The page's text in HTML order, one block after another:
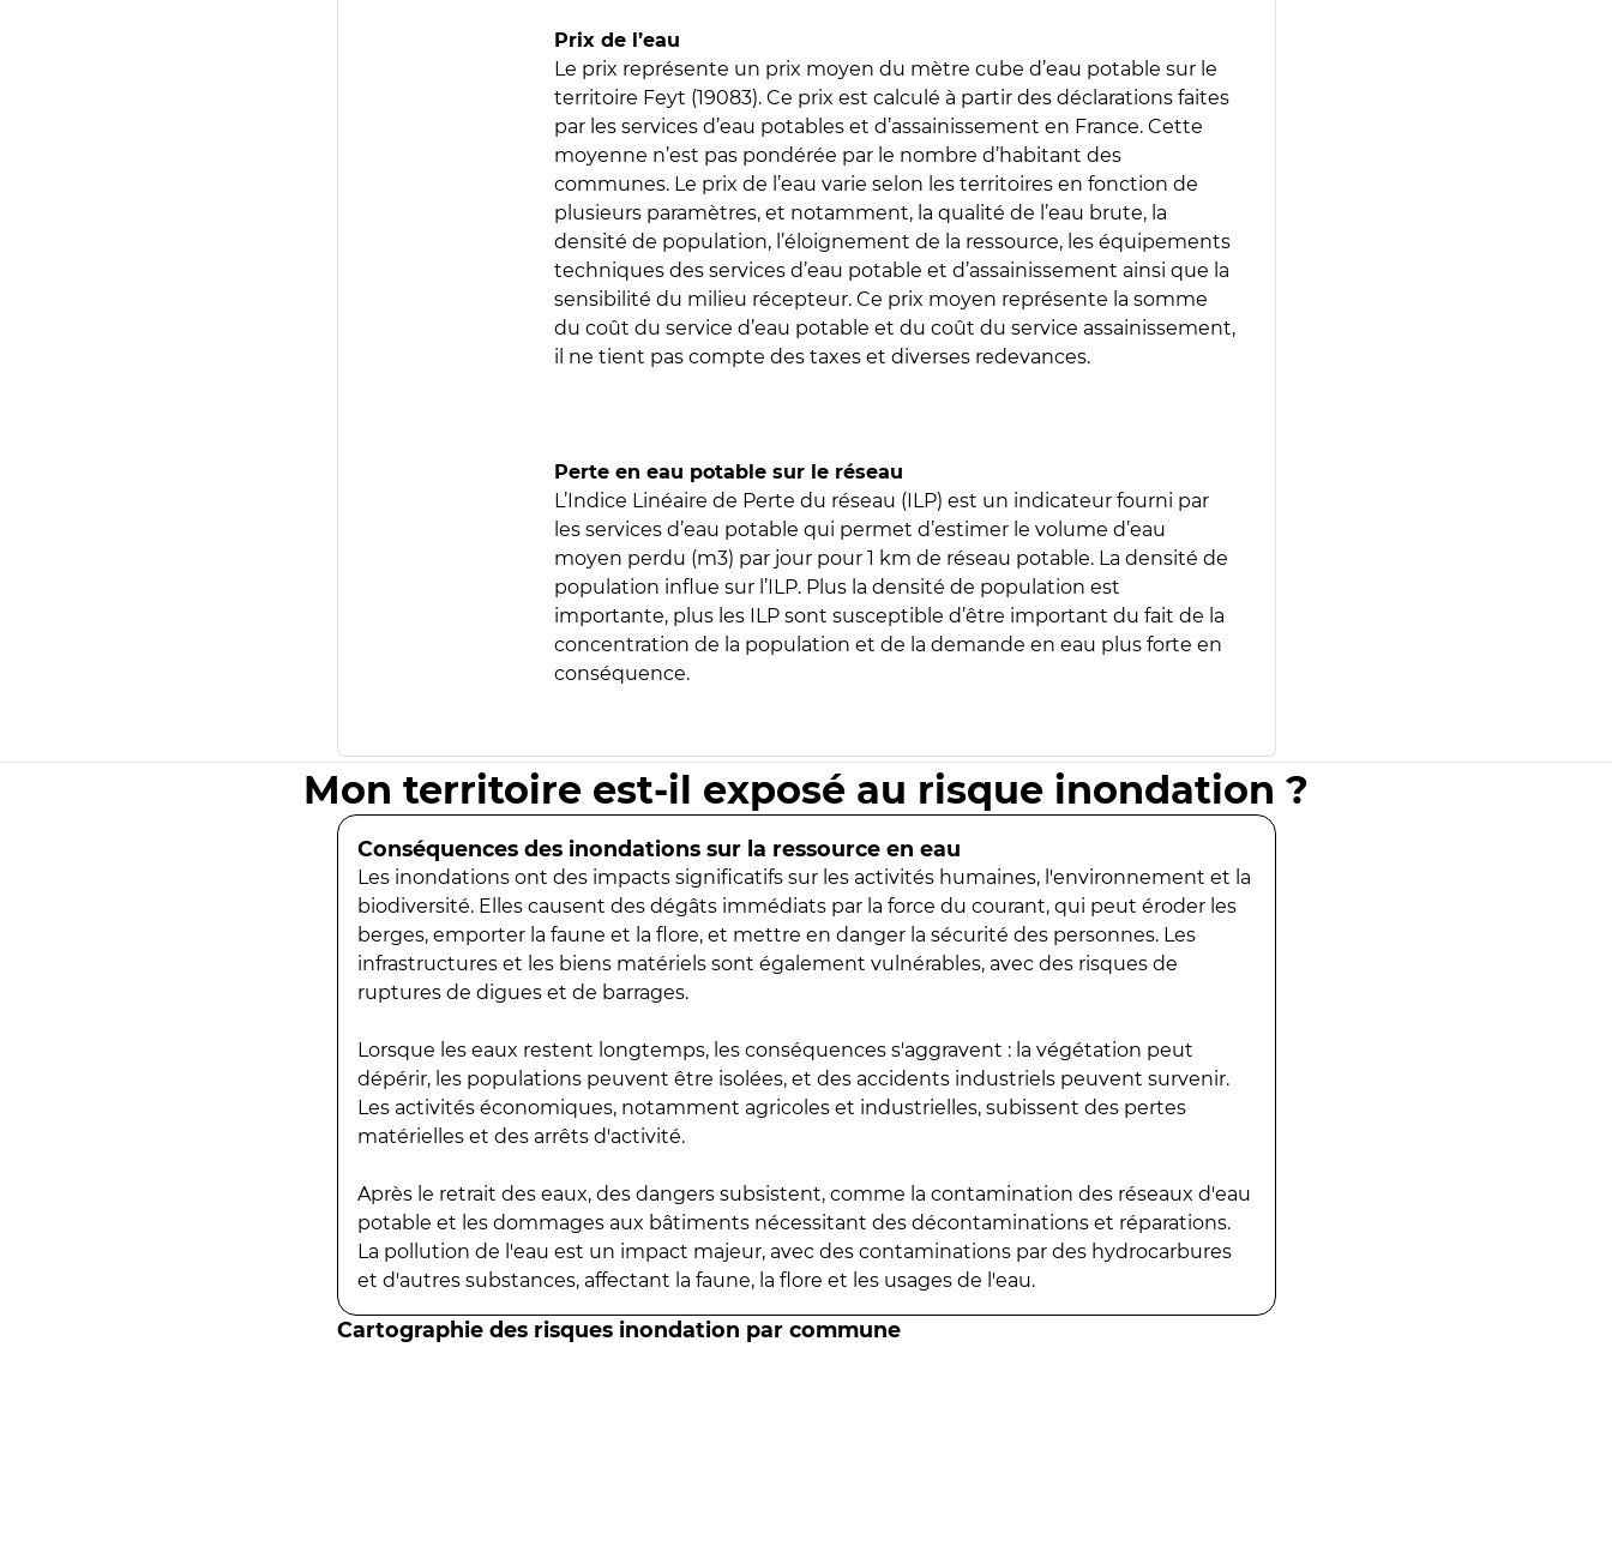
Prix de l’eau
Le prix représente un prix moyen du mètre cube d’eau potable sur le
territoire Feyt (19083). Ce prix est calculé à partir des déclarations faites
par les services d’eau potables et d’assainissement en France. Cette
moyenne n’est pas pondérée par le nombre d’habitant des
communes. Le prix de l’eau varie selon les territoires en fonction de
plusieurs paramètres, et notamment, la qualité de l’eau brute, la
densité de population, l’éloignement de la ressource, les équipements
techniques des services d’eau potable et d’assainissement ainsi que la
sensibilité du milieu récepteur. Ce prix moyen représente la somme
du coût du service d’eau potable et du coût du service assainissement,
il ne tient pas compte des taxes et diverses redevances.
Perte en eau potable sur le réseau
L’Indice Linéaire de Perte du réseau (ILP) est un indicateur fourni par
les services d’eau potable qui permet d’estimer le volume d’eau
moyen perdu (m3) par jour pour 1 km de réseau potable. La densité de
population influe sur l’ILP. Plus la densité de population est
importante, plus les ILP sont susceptible d’être important du fait de la
concentration de la population et de la demande en eau plus forte en
conséquence.
Mon territoire est-il exposé au risque inondation ?
Conséquences des inondations sur la ressource en eau
Les inondations ont des impacts significatifs sur les activités humaines, l'environnement et la
biodiversité. Elles causent des dégâts immédiats par la force du courant, qui peut éroder les
berges, emporter la faune et la flore, et mettre en danger la sécurité des personnes. Les
infrastructures et les biens matériels sont également vulnérables, avec des risques de
ruptures de digues et de barrages.
Lorsque les eaux restent longtemps, les conséquences s'aggravent : la végétation peut
dépérir, les populations peuvent être isolées, et des accidents industriels peuvent survenir.
Les activités économiques, notamment agricoles et industrielles, subissent des pertes
matérielles et des arrêts d'activité.
Après le retrait des eaux, des dangers subsistent, comme la contamination des réseaux d'eau
potable et les dommages aux bâtiments nécessitant des décontaminations et réparations.
La pollution de l'eau est un impact majeur, avec des contaminations par des hydrocarbures
et d'autres substances, affectant la faune, la flore et les usages de l'eau.
Cartographie des risques inondation par commune